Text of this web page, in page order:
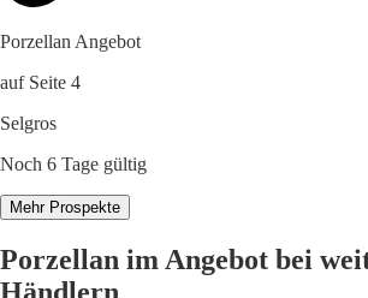
Porzellan Angebot
auf Seite 4
Selgros
Noch 6 Tage gültig
Mehr Prospekte
Porzellan im Angebot bei